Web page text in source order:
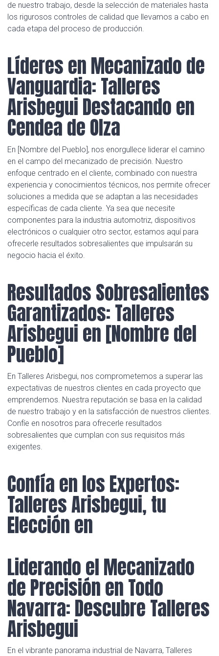
de nuestro trabajo, desde la selección de materiales hasta
los rigurosos controles de calidad que llevamos a cabo en
cada etapa del proceso de producción.
Líderes en Mecanizado de
Vanguardia: Talleres
Arisbegui Destacando en
Cendea de Olza
En [Nombre del Pueblo], nos enorgullece liderar el camino
en el campo del mecanizado de precisión. Nuestro
enfoque centrado en el cliente, combinado con nuestra
experiencia y conocimientos técnicos, nos permite ofrecer
soluciones a medida que se adaptan a las necesidades
específicas de cada cliente. Ya sea que necesite
componentes para la industria automotriz, dispositivos
electrónicos o cualquier otro sector, estamos aquí para
ofrecerle resultados sobresalientes que impulsarán su
negocio hacia el éxito.
Resultados Sobresalientes
Garantizados: Talleres
Arisbegui en [Nombre del
Pueblo]
En Talleres Arisbegui, nos comprometemos a superar las
expectativas de nuestros clientes en cada proyecto que
emprendemos. Nuestra reputación se basa en la calidad
de nuestro trabajo y en la satisfacción de nuestros clientes.
Confíe en nosotros para ofrecerle resultados
sobresalientes que cumplan con sus requisitos más
exigentes.
Confía en los Expertos:
Talleres Arisbegui, tu
Elección en
Liderando el Mecanizado
de Precisión en Todo
Navarra: Descubre Talleres
Arisbegui
En el vibrante panorama industrial de Navarra, Talleres